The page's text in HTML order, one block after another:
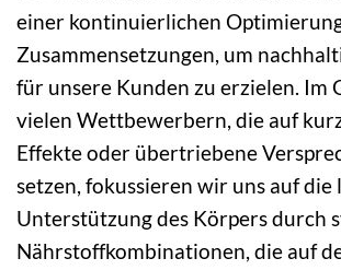
einer kontinuierlichen
Zusammensetzungen, um
für unsere Kunden zu erzielen. Im
vielen Wettbewerbern, die auf
Effekte oder übertriebene
setzen, fokussieren wir uns auf
Unterstützung des Körpers durch
Nährstoffkombinationen, die auf